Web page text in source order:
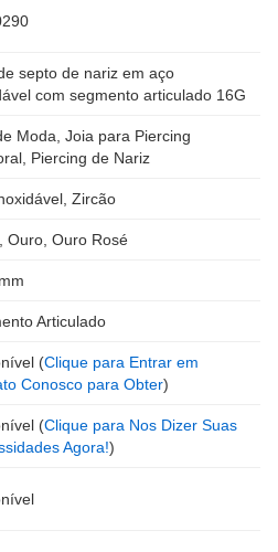
septo de nariz em aço
com segmento articulado 16G
Moda, Joia para Piercing
Piercing de Nariz
Zircão
Ouro, Ouro Rosé
Articulado
(Clique para Entrar em
Conosco para Obter)
(Clique para Nos Dizer Suas
Agora!)